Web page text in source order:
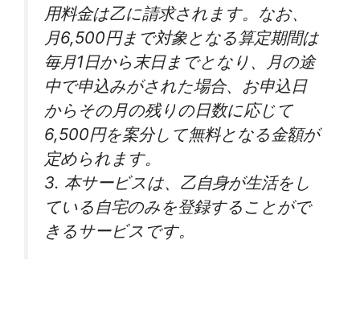
用料金は乙に請求されます。なお、
月6,500円まで対象となる算定期間は
毎月1日から末日までとなり、月の途
中で申込みがされた場合、お申込日
からその月の残りの日数に応じて
6,500円を案分して無料となる金額が
定められます。
3. 本サービスは、乙自身が生活をし
ている自宅のみを登録することがで
きるサービスです。